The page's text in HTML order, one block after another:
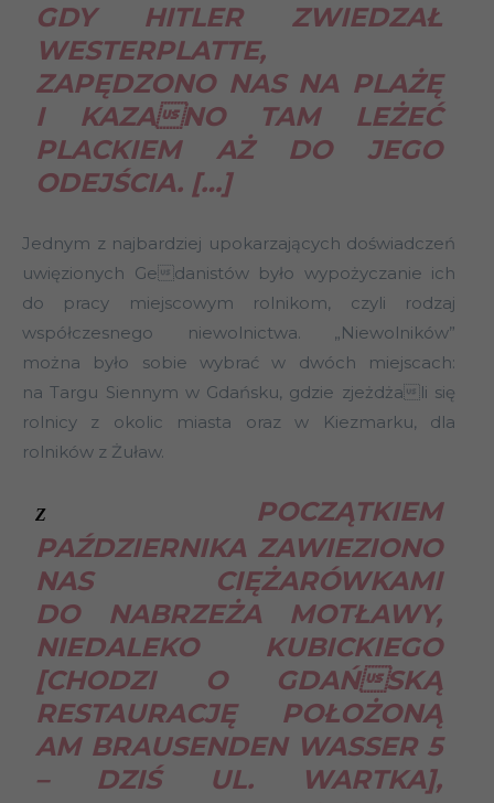
GDY HITLER ZWIEDZAŁ
WESTERPLATTE,
ZAPĘDZONO NAS NA PLAŻĘ
I KAZANO TAM LEŻEĆ
PLACKIEM AŻ DO JEGO
ODEJŚCIA. […]
Jednym z najbardziej upokarzających doświadczeń
uwięzionych Gedanistów było wypożyczanie ich
do pracy miejscowym rolnikom, czyli rodzaj
współczesnego niewolnictwa. „Niewolników”
można było sobie wybrać w dwóch miejscach:
na Targu Siennym w Gdańsku, gdzie zjeżdżali się
rolnicy z okolic miasta oraz w Kiezmarku, dla
rolników z Żuław.
Z
POCZĄTKIEM
PAŹDZIERNIKA ZAWIEZIONO
NAS CIĘŻARÓWKAMI
DO NABRZEŻA MOTŁAWY,
NIEDALEKO KUBICKIEGO
[CHODZI O GDAŃSKĄ
RESTAURACJĘ POŁOŻONĄ
AM BRAUSENDEN WASSER 5
– DZIŚ UL. WARTKA],